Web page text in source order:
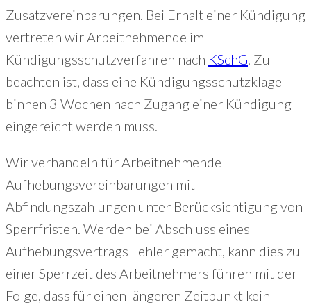
Zusatzvereinbarungen. Bei Erhalt einer Kündigung
vertreten wir Arbeitnehmende im
Kündigungsschutzverfahren nach KSchG. Zu
beachten ist, dass eine Kündigungsschutzklage
binnen 3 Wochen nach Zugang einer Kündigung
eingereicht werden muss.
Wir verhandeln für Arbeitnehmende
Aufhebungsvereinbarungen mit
Abfindungszahlungen unter Berücksichtigung von
Sperrfristen. Werden bei Abschluss eines
Aufhebungsvertrags Fehler gemacht, kann dies zu
einer Sperrzeit des Arbeitnehmers führen mit der
Folge, dass für einen längeren Zeitpunkt kein